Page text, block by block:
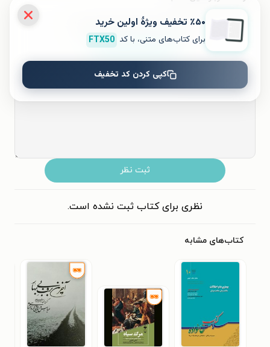
به این کتاب چه امتیازی می‌دهید؟
ثبت نظر
نظری برای کتاب ثبت نشده است.
کتاب‌های مشابه
٪۵۰ تخفیف ویژۀ اولین خرید
برای کتاب‌های متنی، با کد FTX50
کپی کردن کد تخفیف